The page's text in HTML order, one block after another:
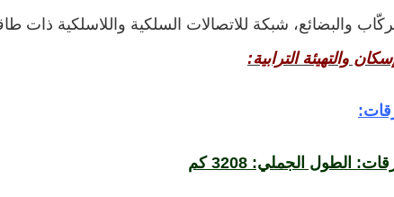
والبضائع، شبكة للاتصالات السلكية واللاسلكية ذات
والتهيئة الترابية:
الطول الجملي: 3208 كم